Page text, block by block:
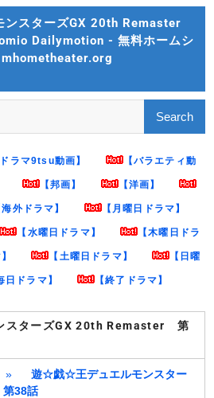
スターズGX 20th Remaster
Dailymotion - 無料ホームシ
mhometheater.org
ドラマ9tsu動画】 【バラエティ動
【邦画】 【洋画】
海外ドラマ】 【月曜日ドラマ】
【水曜日ドラマ】 【木曜日ドラ
【土曜日ドラマ】 【日曜
日ドラマ】 【終了ドラマ】
スターズGX 20th Remaster 第
»
遊☆戯☆王デュエルモンスター
38話